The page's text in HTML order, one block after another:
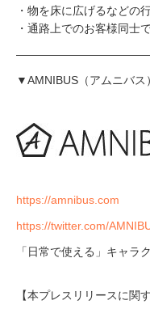
・物を床に広げるなどの
・通路上でのお客様同士
▼AMNIBUS（アムニバス
https://amnibus.com
https://twitter.com/
「日常で使える」キャラ
【本プレスリリースに関